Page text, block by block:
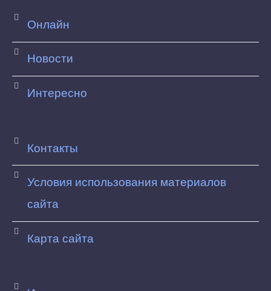
Онлайн
Новости
Интересно
Контакты
Условия использования материалов
сайта
Карта сайта